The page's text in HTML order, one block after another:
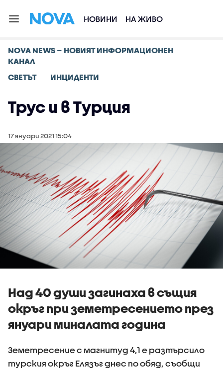
НОВИНИ НА ЖИВО
NOVA NEWS – НОВИЯТ ИНФОРМАЦИОНЕН
КАНАЛ
СВЕТЪТ
ИНЦИДЕНТИ
Трус и в Турция
17 януари 2021 15:04
Над 40 души загинаха в същия
окръг при земетресението през
януари миналата година
Земетресение с магнитуд 4,1 е разтърсило
турския окръг Елязъг днес по обяд, съобщи